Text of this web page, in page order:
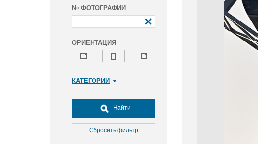
№ ФОТОГРАФИИ
ОРИЕНТАЦИЯ
КАТЕГОРИИ
Досуг, туризм и отдых
Культура
Медицина
Найти
Сбросить фильтр